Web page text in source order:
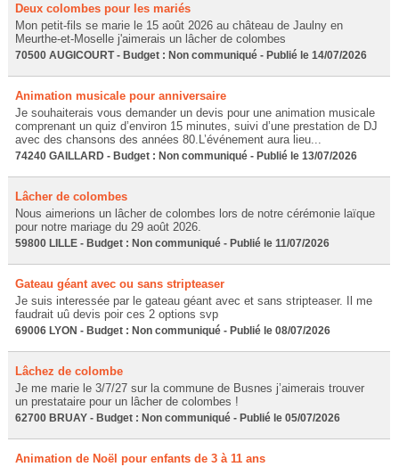
Deux colombes pour les mariés
Mon petit-fils se marie le 15 août 2026 au château de Jaulny en
Meurthe-et-Moselle j'aimerais un lâcher de colombes
70500 AUGICOURT - Budget : Non communiqué - Publié le 14/07/2026
Animation musicale pour anniversaire
Je souhaiterais vous demander un devis pour une animation musicale
comprenant un quiz d’environ 15 minutes, suivi d’une prestation de DJ
avec des chansons des années 80.L’événement aura lieu...
74240 GAILLARD - Budget : Non communiqué - Publié le 13/07/2026
Lâcher de colombes
Nous aimerions un lâcher de colombes lors de notre cérémonie laïque
pour notre mariage du 29 août 2026.
59800 LILLE - Budget : Non communiqué - Publié le 11/07/2026
Gateau géant avec ou sans stripteaser
Je suis interessée par le gateau géant avec et sans stripteaser. Il me
faudrait uû devis poir ces 2 options svp
69006 LYON - Budget : Non communiqué - Publié le 08/07/2026
Lâchez de colombe
Je me marie le 3/7/27 sur la commune de Busnes j’aimerais trouver
un prestataire pour un lâcher de colombes !
62700 BRUAY - Budget : Non communiqué - Publié le 05/07/2026
Animation de Noël pour enfants de 3 à 11 ans